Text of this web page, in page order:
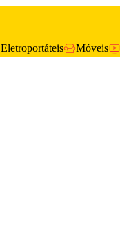
Eletroportáteis Móveis